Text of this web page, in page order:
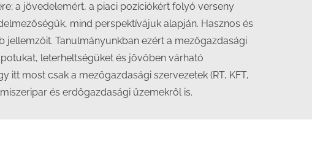
a jövedelemért, a piaci pozíciókért folyó verseny
mind perspektívájuk alapján. Hasznos és
Tanulmányunkban ezért a mezőgazdasági
leterheltségüket és jövőben várható
itt most csak a mezőgazdasági szervezetek (RT, KFT,
és erdőgazdasági üzemekről is.